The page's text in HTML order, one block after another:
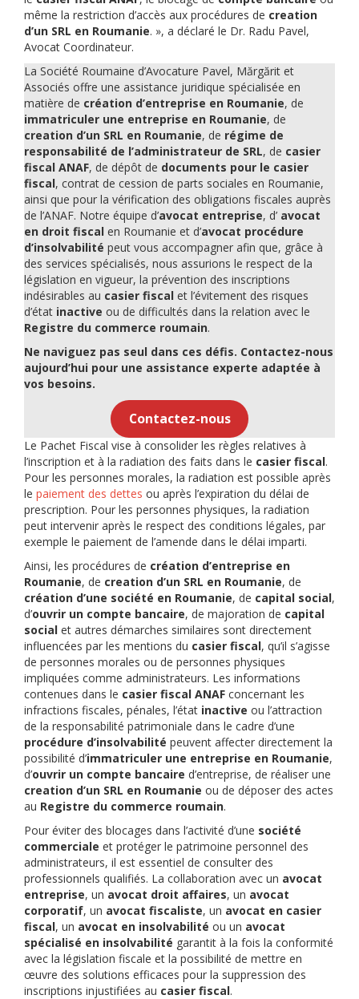
même la restriction d’accès aux procédures de creation
d’un SRL en Roumanie. », a déclaré le Dr. Radu Pavel,
Avocat Coordinateur.
La Société Roumaine d’Avocature Pavel, Mărgărit et
Associés offre une assistance juridique spécialisée en
matière de création d’entreprise en Roumanie, de
immatriculer une entreprise en Roumanie, de
creation d’un SRL en Roumanie, de régime de
responsabilité de l’administrateur de SRL, de casier
fiscal ANAF, de dépôt de documents pour le casier
fiscal, contrat de cession de parts sociales en Roumanie,
ainsi que pour la vérification des obligations fiscales auprès
de l’ANAF. Notre équipe d’avocat entreprise, d’ avocat
en droit fiscal en Roumanie et d’avocat procédure
d’insolvabilité peut vous accompagner afin que, grâce à
des services spécialisés, nous assurions le respect de la
législation en vigueur, la prévention des inscriptions
indésirables au casier fiscal et l’évitement des risques
d’état inactive ou de difficultés dans la relation avec le
Registre du commerce roumain.
Ne naviguez pas seul dans ces défis. Contactez-nous
aujourd’hui pour une assistance experte adaptée à
vos besoins.
Contactez-nous
Le Pachet Fiscal vise à consolider les règles relatives à
l’inscription et à la radiation des faits dans le casier fiscal.
Pour les personnes morales, la radiation est possible après
le paiement des dettes ou après l’expiration du délai de
prescription. Pour les personnes physiques, la radiation
peut intervenir après le respect des conditions légales, par
exemple le paiement de l’amende dans le délai imparti.
Ainsi, les procédures de création d’entreprise en
Roumanie, de creation d’un SRL en Roumanie, de
création d’une société en Roumanie, de capital social,
d’ouvrir un compte bancaire, de majoration de capital
social et autres démarches similaires sont directement
influencées par les mentions du casier fiscal, qu’il s’agisse
de personnes morales ou de personnes physiques
impliquées comme administrateurs. Les informations
contenues dans le casier fiscal ANAF concernant les
infractions fiscales, pénales, l’état inactive ou l’attraction
de la responsabilité patrimoniale dans le cadre d’une
procédure d’insolvabilité peuvent affecter directement la
possibilité d’immatriculer une entreprise en Roumanie,
d’ouvrir un compte bancaire d’entreprise, de réaliser une
creation d’un SRL en Roumanie ou de déposer des actes
au Registre du commerce roumain.
Pour éviter des blocages dans l’activité d’une société
commerciale et protéger le patrimoine personnel des
administrateurs, il est essentiel de consulter des
professionnels qualifiés. La collaboration avec un avocat
entreprise, un avocat droit affaires, un avocat
corporatif, un avocat fiscaliste, un avocat en casier
fiscal, un avocat en insolvabilité ou un avocat
spécialisé en insolvabilité garantit à la fois la conformité
avec la législation fiscale et la possibilité de mettre en
œuvre des solutions efficaces pour la suppression des
inscriptions injustifiées au casier fiscal.